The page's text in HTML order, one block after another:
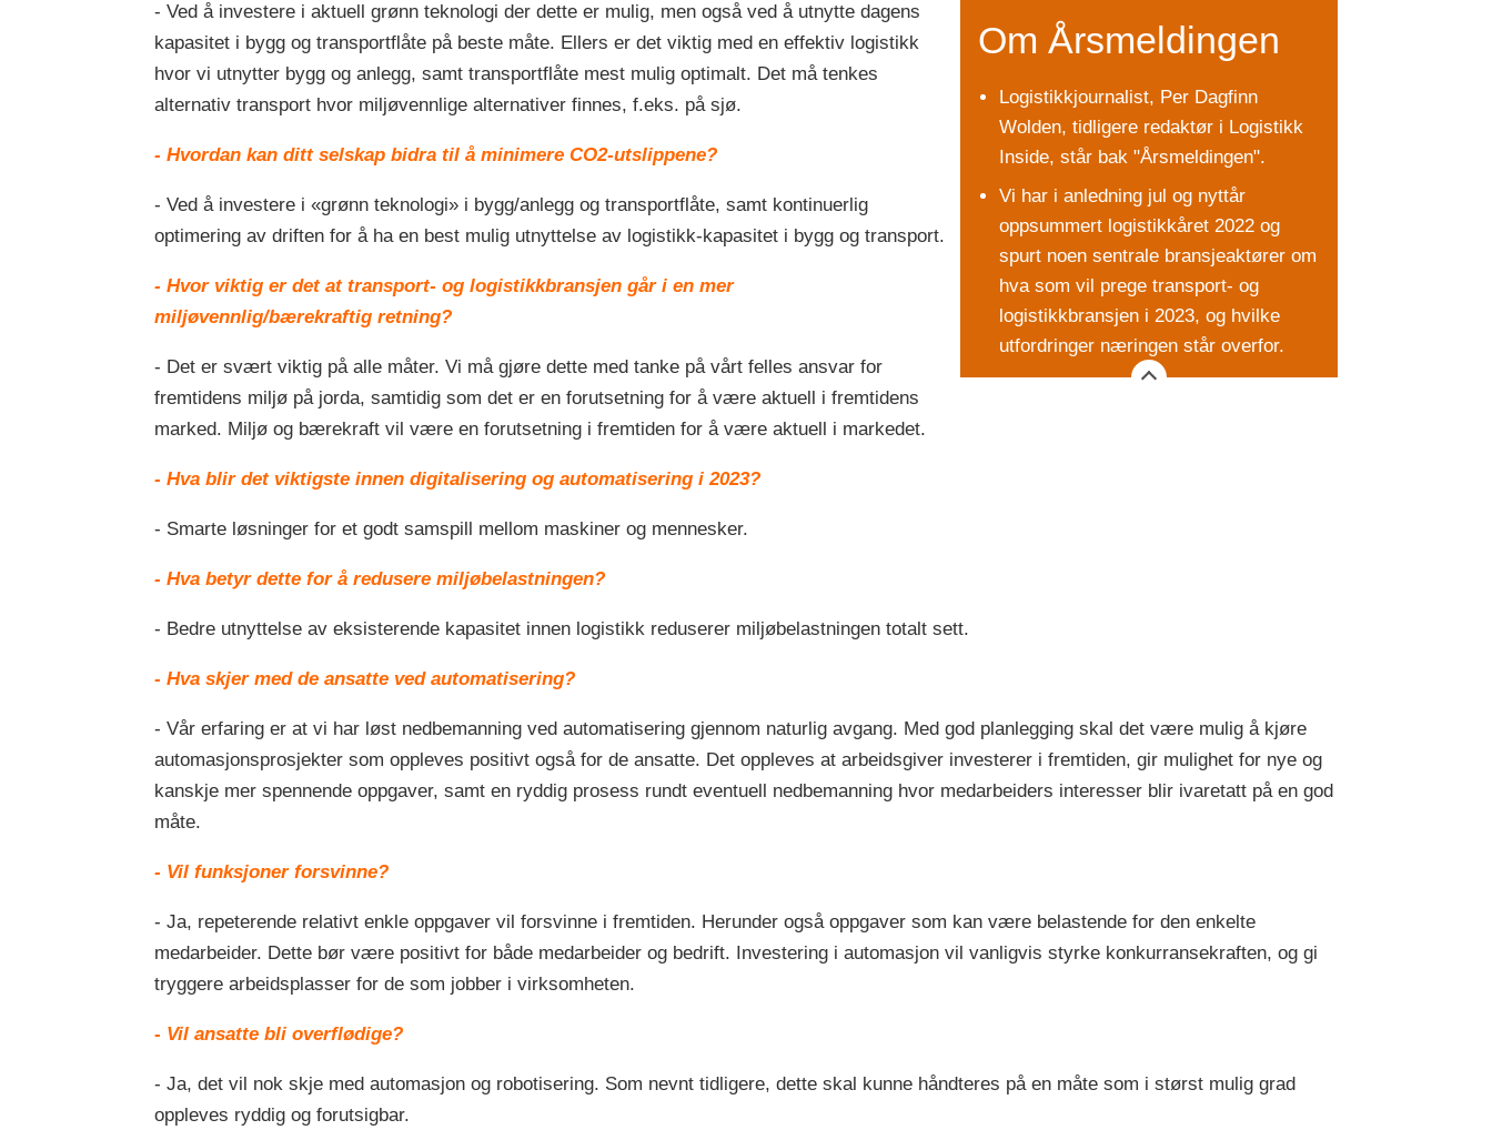
Om Årsmeldingen
Logistikkjournalist, Per Dagfinn
Wolden, tidligere redaktør i Logistikk
Inside, står bak "Årsmeldingen".
Vi har i anledning jul og nyttår
oppsummert logistikkåret 2022 og
spurt noen sentrale bransjeaktører om
hva som vil prege transport- og
logistikkbransjen i 2023, og hvilke
utfordringer næringen står overfor.
- Ved å investere i aktuell grønn teknologi der dette er mulig, men også ved å utnytte dagens
kapasitet i bygg og transportflåte på beste måte. Ellers er det viktig med en effektiv logistikk
hvor vi utnytter bygg og anlegg, samt transportflåte mest mulig optimalt. Det må tenkes
alternativ transport hvor miljøvennlige alternativer finnes, f.eks. på sjø.
- Hvordan kan ditt selskap bidra til å minimere CO2-utslippene?
- Ved å investere i «grønn teknologi» i bygg/anlegg og transportflåte, samt kontinuerlig
optimering av driften for å ha en best mulig utnyttelse av logistikk-kapasitet i bygg og transport.
- Hvor viktig er det at transport- og logistikkbransjen går i en mer
miljøvennlig/bærekraftig retning?
- Det er svært viktig på alle måter. Vi må gjøre dette med tanke på vårt felles ansvar for
fremtidens miljø på jorda, samtidig som det er en forutsetning for å være aktuell i fremtidens
marked. Miljø og bærekraft vil være en forutsetning i fremtiden for å være aktuell i markedet.
- Hva blir det viktigste innen digitalisering og automatisering i 2023?
- Smarte løsninger for et godt samspill mellom maskiner og mennesker.
- Hva betyr dette for å redusere miljøbelastningen?
- Bedre utnyttelse av eksisterende kapasitet innen logistikk reduserer miljøbelastningen totalt sett.
- Hva skjer med de ansatte ved automatisering?
- Vår erfaring er at vi har løst nedbemanning ved automatisering gjennom naturlig avgang. Med god planlegging skal det være mulig å kjøre
automasjonsprosjekter som oppleves positivt også for de ansatte. Det oppleves at arbeidsgiver investerer i fremtiden, gir mulighet for nye og
kanskje mer spennende oppgaver, samt en ryddig prosess rundt eventuell nedbemanning hvor medarbeiders interesser blir ivaretatt på en god
måte.
- Vil funksjoner forsvinne?
- Ja, repeterende relativt enkle oppgaver vil forsvinne i fremtiden. Herunder også oppgaver som kan være belastende for den enkelte
medarbeider. Dette bør være positivt for både medarbeider og bedrift. Investering i automasjon vil vanligvis styrke konkurransekraften, og gi
tryggere arbeidsplasser for de som jobber i virksomheten.
- Vil ansatte bli overflødige?
- Ja, det vil nok skje med automasjon og robotisering. Som nevnt tidligere, dette skal kunne håndteres på en måte som i størst mulig grad
oppleves ryddig og forutsigbar.